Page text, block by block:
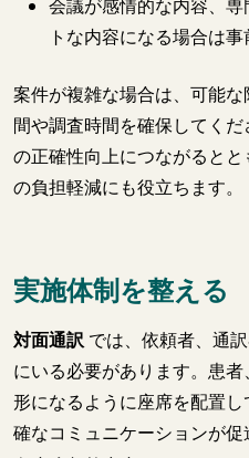
会議が感情的な内容、
トな内容になる場合は事
案件が複雑な場合は、可能
間や調査時間を確保してく
の正確性向上につながると
の負担軽減にも役立ちます。
実施体制を整える
対面通訳 では、依頼者、通
にいる必要があります。患
形になるように座席を配置
確なコミュニケーションが